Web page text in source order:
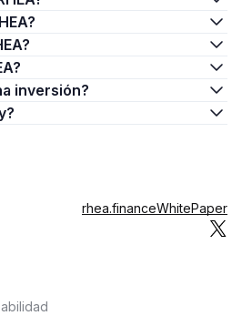
inversión?
rhea.financeWhitePaper